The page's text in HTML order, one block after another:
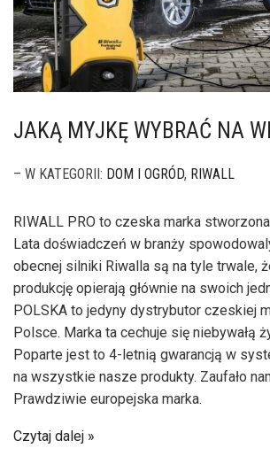
JAKĄ MYJKĘ WYBRAĆ NA
– W KATEGORII: DOM I OGRÓD, RIWALL
RIWALL PRO to czeska marka
Lata doświadczeń w branży
obecnej silniki Riwalla są na tyle trwale,
produkcję opierają głównie na swoich
POLSKA to jedyny dystrybutor czeskiej
Polsce. Marka ta cechuje się niebywałą
Poparte jest to 4-letnią gwarancją w
na wszystkie nasze produkty. Zaufało
Prawdziwie europejska marka.
Czytaj dalej